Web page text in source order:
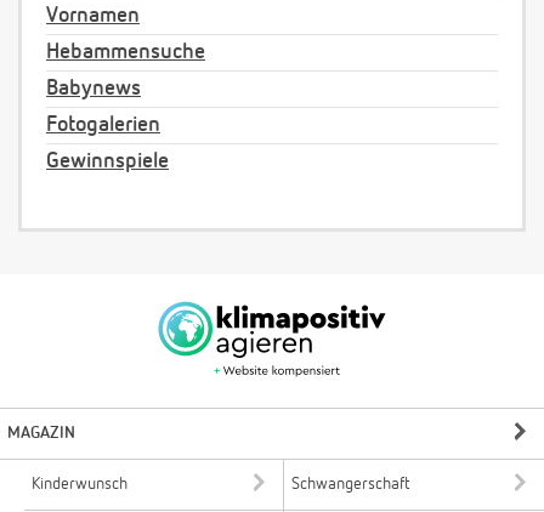
Vornamen
Hebammensuche
Babynews
Fotogalerien
Gewinnspiele
MAGAZIN
Kinderwunsch Schwangerschaft